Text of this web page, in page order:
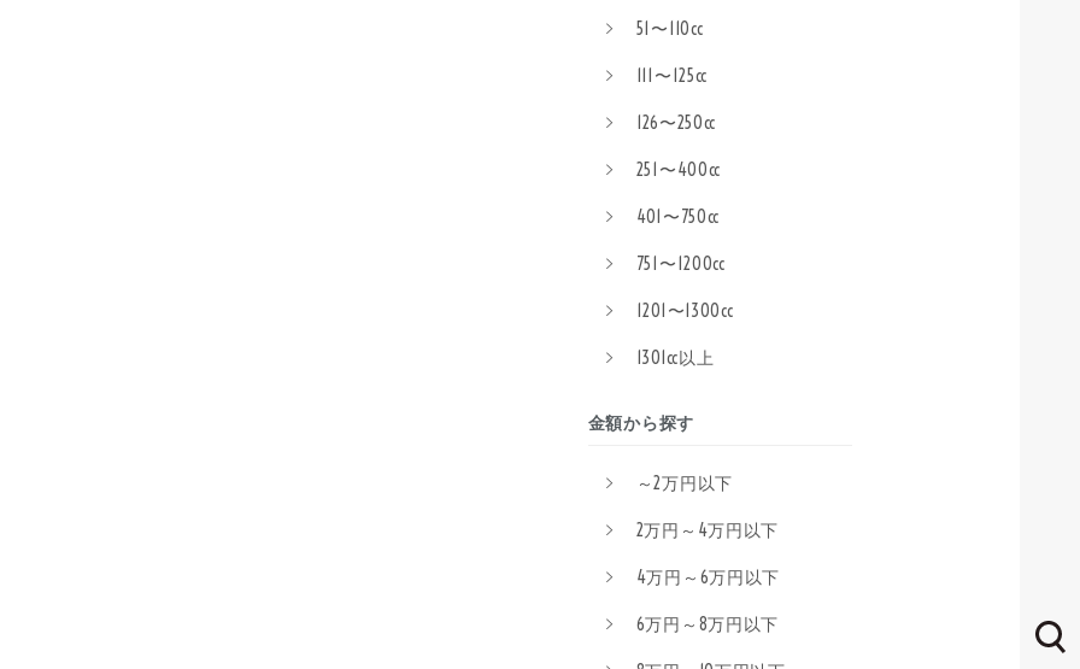
51〜110cc
111〜125cc
126〜250cc
251〜400cc
401〜750cc
751〜1200cc
1201〜1300cc
1301cc以上
金額から探す
～2万円以下
2万円～4万円以下
4万円～6万円以下
6万円～8万円以下